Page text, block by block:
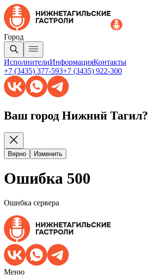
Город
ИсполнителиИнформацияКонтакты
+7 (3435) 377-593+7 (3435) 922-300
Ваш город Нижний Тагил?
Верно Изменить
Ошибка 500
Ошибка сервера
Меню